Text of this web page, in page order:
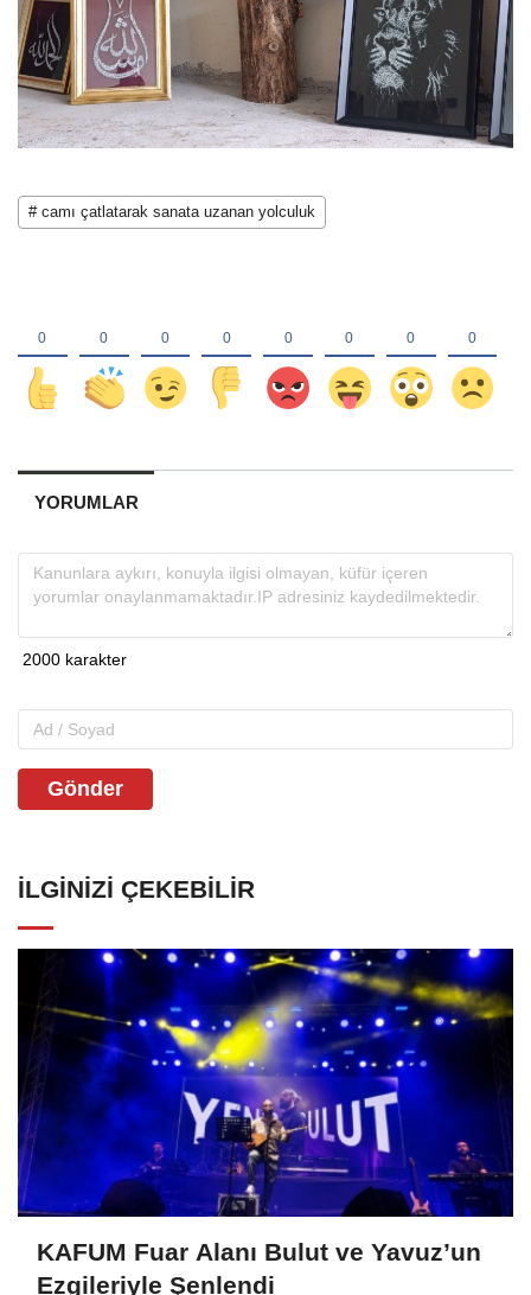
# camı çatlatarak sanata uzanan yolculuk
YORUMLAR
Gönder
İLGINIZI ÇEKEBILIR
KAFUM Fuar Alanı Bulut ve Yavuz’un
Ezgileriyle Şenlendi